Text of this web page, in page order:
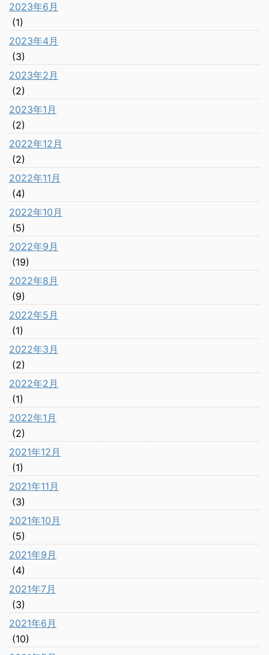
2023年6月
(1)
2023年4月
(3)
2023年2月
(2)
2023年1月
(2)
2022年12月
(2)
2022年11月
(4)
2022年10月
(5)
2022年9月
(19)
2022年8月
(9)
2022年5月
(1)
2022年3月
(2)
2022年2月
(1)
2022年1月
(2)
2021年12月
(1)
2021年11月
(3)
2021年10月
(5)
2021年9月
(4)
2021年7月
(3)
2021年6月
(10)